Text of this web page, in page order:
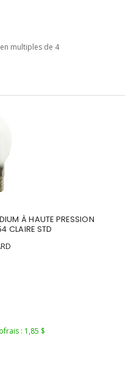
multiples de 4
À HAUTE PRESSION
CLAIRE STD
: 1,85 $